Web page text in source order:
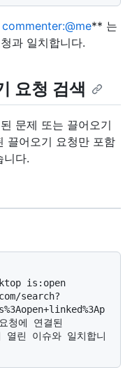
** 는
과 일치합니다.
요청 검색
문제 또는 끌어오기
끌어오기 요청만 포함
니다.
search?
청에 연결된
린 이슈와 일치합니